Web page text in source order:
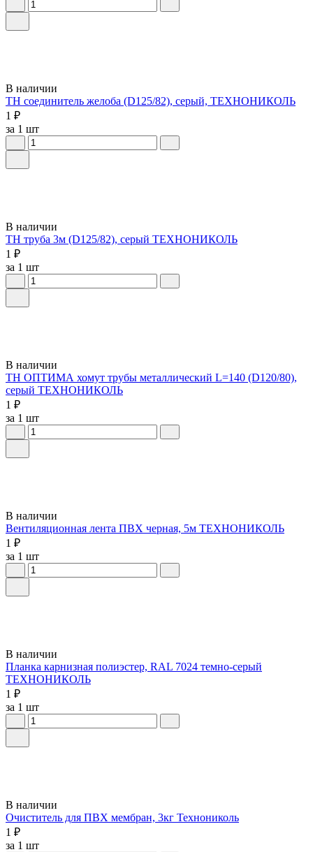
В наличии
ТН соединитель желоба (D125/82), серый, ТЕХНОНИКОЛЬ
1 ₽
за 1 шт
В наличии
ТН труба 3м (D125/82), серый ТЕХНОНИКОЛЬ
1 ₽
за 1 шт
В наличии
ТН ОПТИМА хомут трубы металлический L=140 (D120/80),
серый ТЕХНОНИКОЛЬ
1 ₽
за 1 шт
В наличии
Вентиляционная лента ПВХ черная, 5м ТЕХНОНИКОЛЬ
1 ₽
за 1 шт
В наличии
Планка карнизная полиэстер, RAL 7024 темно-серый
ТЕХНОНИКОЛЬ
1 ₽
за 1 шт
В наличии
Очиститель для ПВХ мембран, 3кг Технониколь
1 ₽
за 1 шт